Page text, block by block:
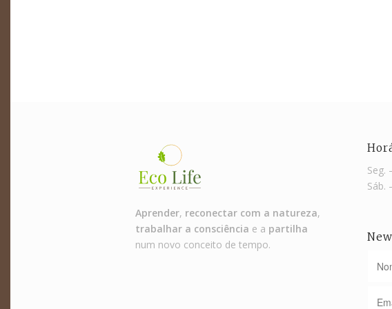
Aprender, reconectar com a natureza,
trabalhar a consciência e a partilha
num novo conceito de tempo.
Seg.
Sáb.